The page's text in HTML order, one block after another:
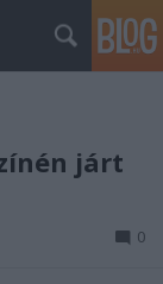
járt
0